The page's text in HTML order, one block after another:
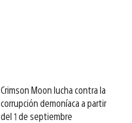
Crimson Moon lucha contra la
corrupción demoníaca a partir
del 1 de septiembre